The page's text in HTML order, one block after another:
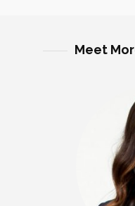
Meet